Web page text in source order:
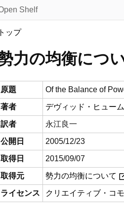
Shelf
トップ
力の均衡につ
原題 Of the Balance of
著者 デヴィッド・ヒューム
訳者 永江良一
公開日 2005/12/23
取得日 2015/09/07
取得元 勢力の均衡について
ライセンス クリエイティブ・コ